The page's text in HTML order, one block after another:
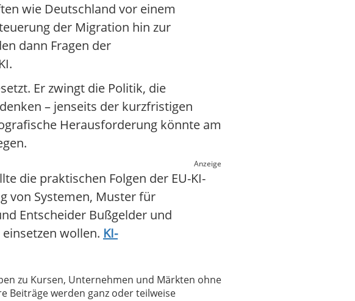
wie Deutschland vor einem
der Migration hin zur
dann Fragen der
Er zwingt die Politik, die
– jenseits der kurzfristigen
Herausforderung könnte am
Anzeige
die praktischen Folgen der EU-KI-
von Systemen, Muster für
Entscheider Bußgelder und
wollen. KI-
zu Kursen, Unternehmen und Märkten ohne
Beiträge werden ganz oder teilweise